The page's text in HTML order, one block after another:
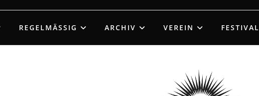
REGELMÄSSIG ARCHIV VEREIN FESTIVAL